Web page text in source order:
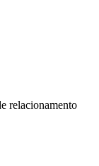
relacionamento